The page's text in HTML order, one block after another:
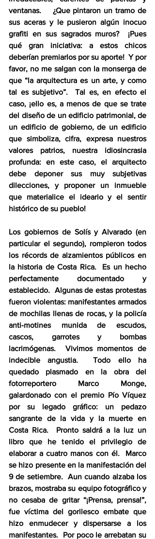
ventanas.    ¿Que pintaron un tramo de
sus aceras y le pusieron algún inocuo
grafiti en sus sagrados muros?  ¡Pues
qué gran iniciativa: a estos chicos
deberían premiarlos por su aporte!  Y por
favor, no me salgan con la monserga de
que “la arquitectura es un arte, y como
tal es subjetivo”.  Tal es, en efecto el
caso, ¡ello es, a menos de que se trate
del diseño de un edificio patrimonial, de
un edificio de gobierno, de un edificio
que simboliza, cifra, expresa nuestros
valores patrios, nuestra idiosincrasia
profunda: en este caso, el arquitecto
debe deponer sus muy subjetivas
dilecciones, y proponer un inmueble
que materialice el ideario y el sentir
histórico de su pueblo!
Los gobiernos de Solís y Alvarado (en
particular el segundo), rompieron todos
los récords de alzamientos públicos en
la historia de Costa Rica.  Es un hecho
perfectamente documentado y
establecido.  Algunas de estas protestas
fueron violentas: manifestantes armados
de mochilas llenas de rocas, y la policía
anti-motines munida de escudos,
cascos, garrotes y bombas
lacrimógenas.  Vivimos momentos de
indecible angustia.  Todo ello ha
quedado plasmado en la obra del
fotorreportero Marco Monge,
galardonado con el premio Pío Víquez
por su legado gráfico: un pedazo
sangrante de la vida y la muerte en
Costa Rica.  Pronto saldrá a la luz un
libro que he tenido el privilegio de
elaborar a cuatro manos con él.  Marco
se hizo presente en la manifestación del
9 de setiembre.  Aun cuando alzaba los
brazos, mostraba su equipo fotográfico y
no cesaba de gritar “¡Prensa, prensa!”,
fue víctima del gorilesco embate que
hizo enmudecer y dispersarse a los
manifestantes.  Por poco le arrebatan su